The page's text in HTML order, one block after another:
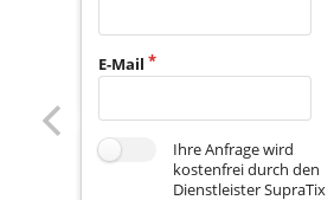
E-Mail
Ihre Anfrage wird
kostenfrei durch den
Dienstleister SupraTix